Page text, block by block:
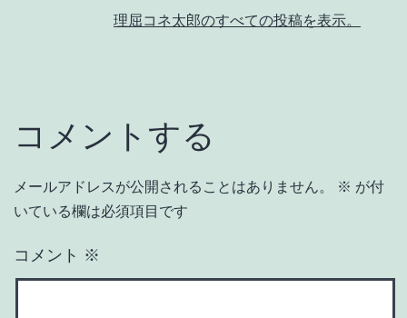
理屈コネ太郎のすべての投稿を表示。
コメントする
メールアドレスが公開されることはありません。 ※ が付
いている欄は必須項目です
コメント ※